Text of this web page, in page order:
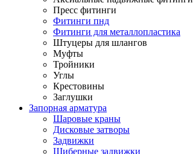
Пресс фитинги
Фитинги пнд
Фитинги для металлопластика
Штуцеры для шлангов
Муфты
Тройники
Углы
Крестовины
Заглушки
Запорная арматура
Шаровые краны
Дисковые затворы
Задвижки
Шиберные задвижки